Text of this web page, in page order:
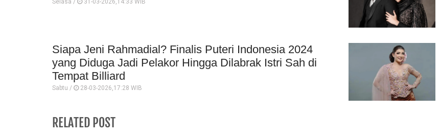
Siapa Jeni Rahmadial? Finalis Puteri Indonesia 2024
yang Diduga Jadi Pelakor Hingga Dilabrak Istri Sah di
Tempat Billiard
Sabtu / 28-03-2026,17:28 WIB
RELATED POST